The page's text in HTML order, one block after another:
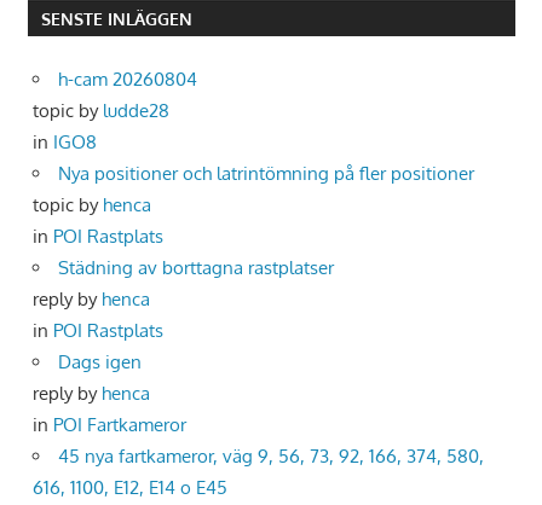
SENSTE INLÄGGEN
h-cam 20260804
topic by ludde28
in IGO8
Nya positioner och latrintömning på fler positioner
topic by henca
in POI Rastplats
Städning av borttagna rastplatser
reply by henca
in POI Rastplats
Dags igen
reply by henca
in POI Fartkameror
45 nya fartkameror, väg 9, 56, 73, 92, 166, 374, 580,
616, 1100, E12, E14 o E45